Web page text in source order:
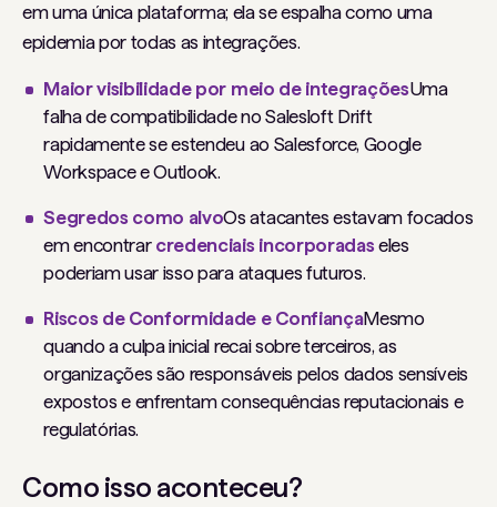
em uma única plataforma; ela se espalha como uma
epidemia por todas as integrações.
Maior visibilidade por meio de integraçõesUma
falha de compatibilidade no Salesloft Drift
rapidamente se estendeu ao Salesforce, Google
Workspace e Outlook.
Segredos como alvoOs atacantes estavam focados
em encontrar credenciais incorporadaseles
poderiam usar isso para ataques futuros.
Riscos de Conformidade e ConfiançaMesmo
quando a culpa inicial recai sobre terceiros, as
organizações são responsáveis ​​pelos dados sensíveis
expostos e enfrentam consequências reputacionais e
regulatórias.
Como isso aconteceu?